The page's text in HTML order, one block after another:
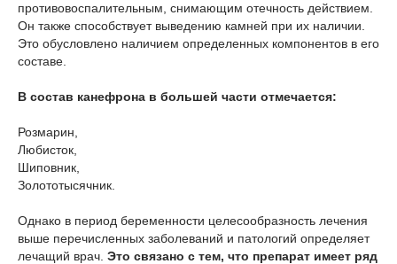
противовоспалительным, снимающим отечность действием.
Он также способствует выведению камней при их наличии.
Это обусловлено наличием определенных компонентов в его
составе.
В состав канефрона в большей части отмечается:
Розмарин,
Любисток,
Шиповник,
Золототысячник.
Однако в период беременности целесообразность лечения
выше перечисленных заболеваний и патологий определяет
лечащий врач. Это связано с тем, что препарат имеет ряд